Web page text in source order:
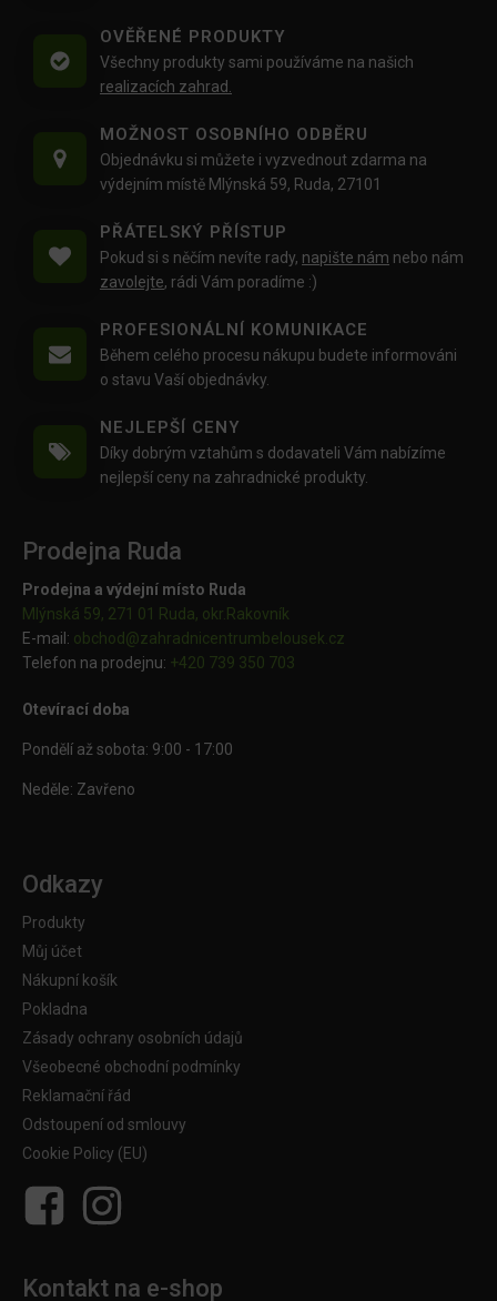
OVĚŘENÉ PRODUKTY
Všechny produkty sami používáme na našich
realizacích zahrad.
MOŽNOST OSOBNÍHO ODBĚRU
Objednávku si můžete i vyzvednout zdarma na
výdejním místě Mlýnská 59, Ruda, 27101
PŘÁTELSKÝ PŘÍSTUP
Pokud si s něčím nevíte rady, napište nám nebo nám
zavolejte, rádi Vám poradíme :)
PROFESIONÁLNÍ KOMUNIKACE
Během celého procesu nákupu budete informováni
o stavu Vaší objednávky.
NEJLEPŠÍ CENY
Díky dobrým vztahům s dodavateli Vám nabízíme
nejlepší ceny na zahradnické produkty.
Prodejna Ruda
Prodejna a výdejní místo Ruda
Mlýnská 59, 271 01 Ruda, okr.Rakovník
E-mail: obchod@zahradnicentrumbelousek.cz
Telefon na prodejnu: +420 739 350 703
Otevírací doba
Pondělí až sobota: 9:00 - 17:00
Neděle: Zavřeno
Odkazy
Produkty
Můj účet
Nákupní košík
Pokladna
Zásady ochrany osobních údajů
Všeobecné obchodní podmínky
Reklamační řád
Odstoupení od smlouvy
Cookie Policy (EU)
Kontakt na e-shop